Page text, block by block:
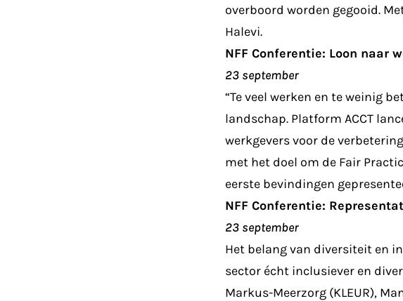
overboord worden gegooid.
Halevi.
NFF Conferentie: Loon naar
23 september
“Te veel werken en te weinig
landschap. Platform ACCT
werkgevers voor de
met het doel om de Fair
eerste bevindingen
NFF Conferentie:
23 september
Het belang van diversiteit en
sector écht inclusiever en
Markus-Meerzorg (KLEUR),